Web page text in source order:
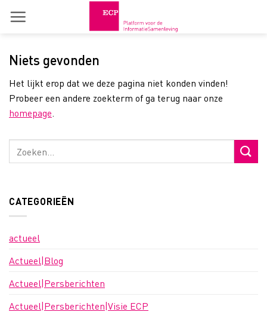
Niets gevonden
Het lijkt erop dat we deze pagina niet konden vinden!
Probeer een andere zoekterm of ga terug naar onze
homepage
CATEGORIEËN
actueel
Actueel|Blog
Actueel|Persberichten
Actueel|Persberichten|Visie ECP